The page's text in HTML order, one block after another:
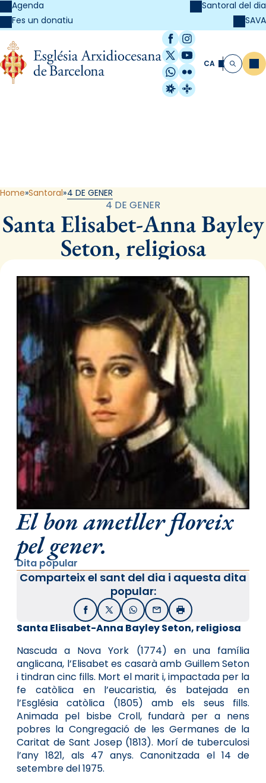
Agenda
Fes un donatiu
Santoral del dia
SAVA
Facebook
Instagram
X / Twitter
YouTube
WhatsApp
Flickr
Radio Estel
Catalunya
CA Cerca
Home Santoral 4 DE GENER
4 DE GENER
Santa Elisabet-Anna Bayley
Seton, religiosa
El bon ametller floreix
pel gener.
Dita popular
Comparteix el sant del dia i aquesta dita
popular:
FacebookX / TwitterWhatsApp
EmailImprimir
Santa Elisabet-Anna Bayley Seton, religiosa
Nascuda a Nova York (1774) en una família
anglicana, l’Elisabet es casarà amb Guillem Seton
i tindran cinc fills. Mort el marit i, impactada per la
fe catòlica en l’eucaristia, és batejada en
l’Església catòlica (1805) amb els seus fills.
Animada pel bisbe Croll, fundarà per a nens
pobres la Congregació de les Germanes de la
Caritat de Sant Josep (1813). Morí de tuberculosi
l’any 1821, als 47 anys. Canonitzada el 14 de
setembre del 1975.